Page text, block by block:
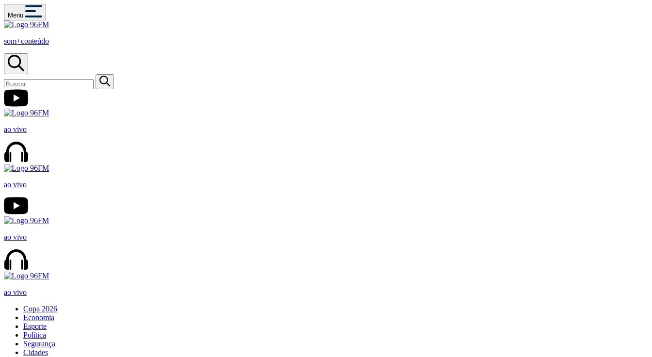
Menu
som+conteúdo
ao vivo
ao vivo
ao vivo
ao vivo
Copa 2026
Economia
Esporte
Política
Segurança
Cidades